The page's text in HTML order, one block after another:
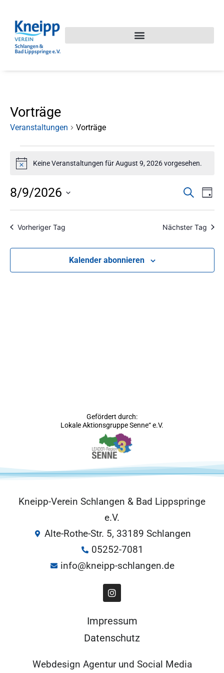
Vorträge
Veranstaltungen Vorträge
HinweisKeine Veranstaltungen für August 9, 2026 vorgesehen.
Suche
und
SucheTag
8/9/2026
Datum
wählen.
Vorheriger Tag Nächster Tag
Kalender abonnieren
Gefördert durch:
Lokale Aktionsgruppe Senne“ e.V.
Kneipp-Verein Schlangen & Bad Lippspringe
e.V.
Alte-Rothe-Str. 5, 33189 Schlangen
05252-7081
info@kneipp-schlangen.de
Impressum
Datenschutz
Webdesign Agentur und Social Media